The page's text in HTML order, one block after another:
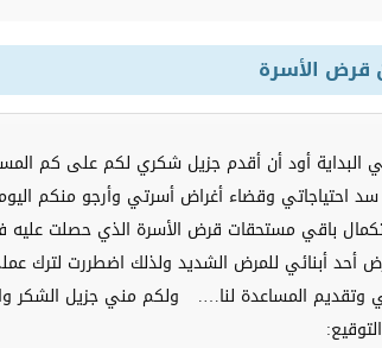
قرض الأسرة
البداية أود أن أقدم جزيل شكري لكم على كم
احتياجاتي وقضاء أغراض أسرتي وأرجو منكم
باقي مستحقات قرض الأسرة الذي حصلت
أحد أبنائي للمرض الشديد ولذلك اضطررت لترك
وتقديم المساعدة لنا….
ولكم مني جزيل الشكر
التوقيع: